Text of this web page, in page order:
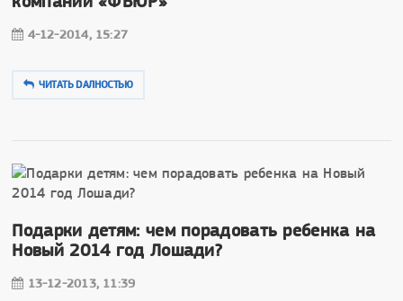
4-12-2014, 15:27
ЧИТАТЬ DAЛНОСТЬЮ
Подарки детям: чем порадовать ребенка на
Новый 2014 год Лошади?
13-12-2013, 11:39